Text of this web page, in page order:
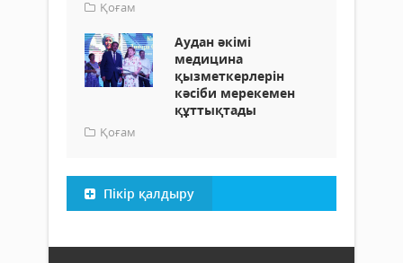
Қоғам
Аудан әкімі
медицина
қызметкерлерін
кәсіби мерекемен
құттықтады
Қоғам
Пікір қалдыру